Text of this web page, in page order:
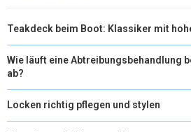
Teakdeck beim Boot: Klassiker mit
Wie läuft eine Abtreibungsbehandlung
ab?
Locken richtig pflegen und stylen